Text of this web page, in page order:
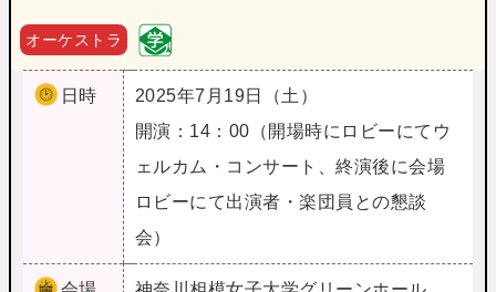
オーケストラ
日時
2025年7月19日（土）
開演：14：00（開場時にロビーにてウ
ェルカム・コンサート、終演後に会場
ロビーにて出演者・楽団員との懇談
会）